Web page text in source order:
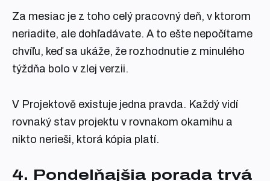
Za mesiac je z toho celý pracovný deň, v ktorom
neriadite, ale dohľadávate. A to ešte nepočítame
chvíľu, keď sa ukáže, že rozhodnutie z minulého
týždňa bolo v zlej verzii.
V Projektově existuje jedna pravda. Každý vidí
rovnaký stav projektu v rovnakom okamihu a
nikto nerieši, ktorá kópia platí.
4. Pondelňajšia porada trvá